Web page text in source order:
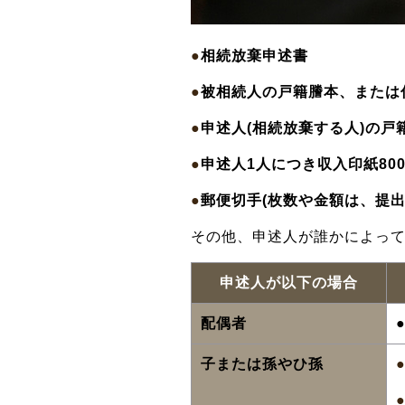
●相続放棄申述書
●被相続人の戸籍謄本、または
●申述人(相続放棄する人)の戸
●申述人1人につき収入印紙
●郵便切手(枚数や金額は、提
その他、申述人が誰かによっ
申述人が以下の場合
配偶者
子または孫やひ孫 ●
●